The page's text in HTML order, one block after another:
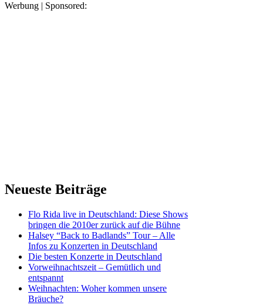
Werbung | Sponsored:
Neueste Beiträge
Flo Rida live in Deutschland: Diese Shows
bringen die 2010er zurück auf die Bühne
Halsey “Back to Badlands” Tour – Alle
Infos zu Konzerten in Deutschland
Die besten Konzerte in Deutschland
Vorweihnachtszeit – Gemütlich und
entspannt
Weihnachten: Woher kommen unsere
Bräuche?